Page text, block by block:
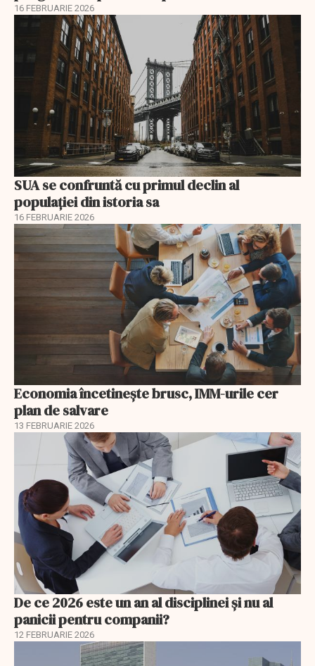
16 FEBRUARIE 2026
SUA se confruntă cu primul declin al
populației din istoria sa
16 FEBRUARIE 2026
Economia încetinește brusc, IMM-urile cer
plan de salvare
13 FEBRUARIE 2026
De ce 2026 este un an al disciplinei și nu al
panicii pentru companii?
12 FEBRUARIE 2026